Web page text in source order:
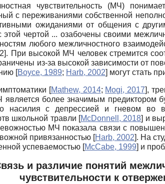
чувствительность (МЧ)
с переживаниями собственной
ожиданиями от общения с
этой чертой ... озабочены своими
любого межличностного
. При высокой МЧ человек стремится
из-за высокой зависимости от
[Boyce, 1989; Harb, 2002] могут стать
[Mathew, 2014; Mogi, 2017],
является более значимым предиктором
насилия с депрессией и гневом во
школьной травли [McDonnell, 2018] и
МЧ показала связи с
привязанностью [Harb, 2002]. На
успеваемостью [McCabe, 1999] и
и различие понятий
чувствительности к